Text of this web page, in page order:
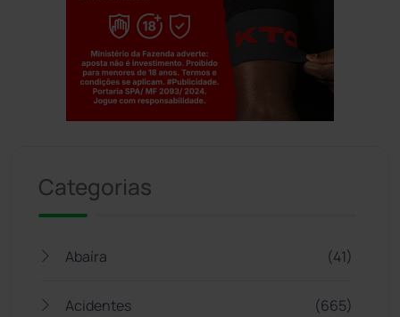
Categorias
Abaíra (41)
Acidentes (665)